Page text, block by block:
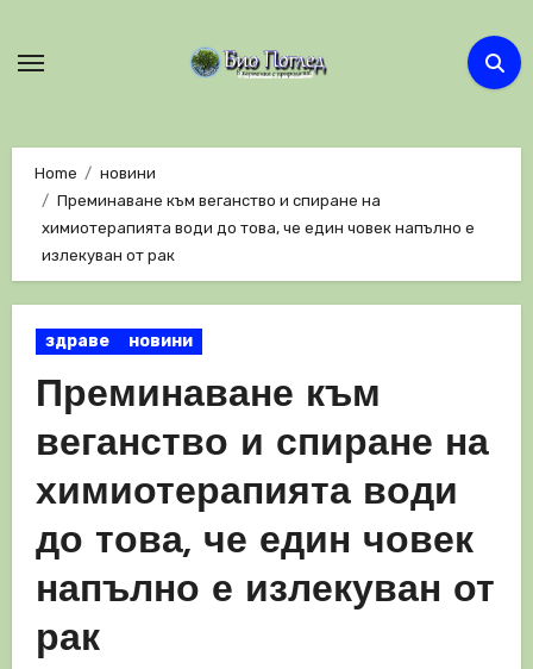
Home
новини
Преминаване към веганство и спиране на
химиотерапията води до това, че един човек напълно е
излекуван от рак
здраве новини
Преминаване към
веганство и спиране на
химиотерапията води
до това, че един човек
напълно е излекуван от
рак